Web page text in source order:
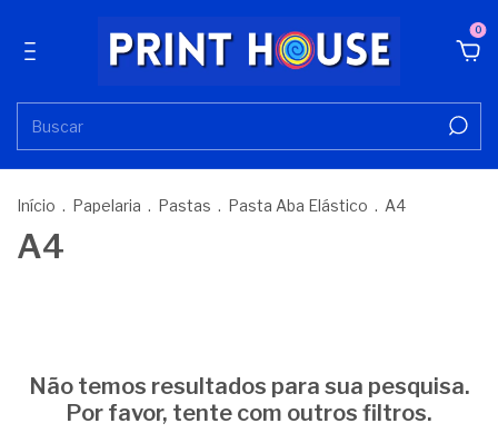
0
Início . Papelaria . Pastas . Pasta Aba Elástico . A4
A4
Não temos resultados para sua pesquisa.
Por favor, tente com outros filtros.